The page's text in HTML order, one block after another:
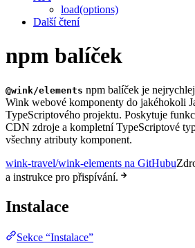
load(options)
Další čtení
npm balíček
@wink/elements npm balíček je
Wink webové komponenty do jakéhokoli
TypeScriptového projektu. Poskytuje
CDN zdroje a kompletní TypeScriptové
všechny atributy komponent.
wink-travel/wink-elements na GitHubu
a instrukce pro přispívání.
Instalace
Sekce “Instalace”